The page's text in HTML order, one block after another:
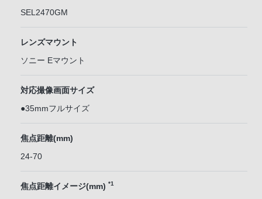
SEL2470GM
レンズマウント
ソニー Eマウント
対応撮像画面サイズ
●35mmフルサイズ
焦点距離(mm)
24-70
焦点距離イメージ(mm) *1